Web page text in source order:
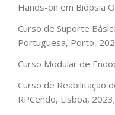
Hands-on em Biópsia
Curso de Suporte
Portuguesa, Porto,
Curso Modular de
Curso de Reabilitação
RPCendo, Lisboa, 2023;